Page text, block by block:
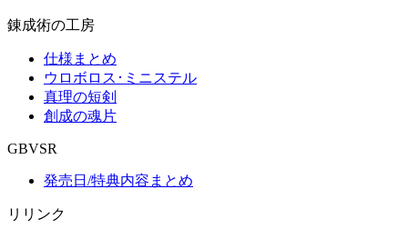
錬成術の工房
仕様まとめ
ウロボロス･ミニステル
真理の短剣
創成の魂片
GBVSR
発売日/特典内容まとめ
リリンク